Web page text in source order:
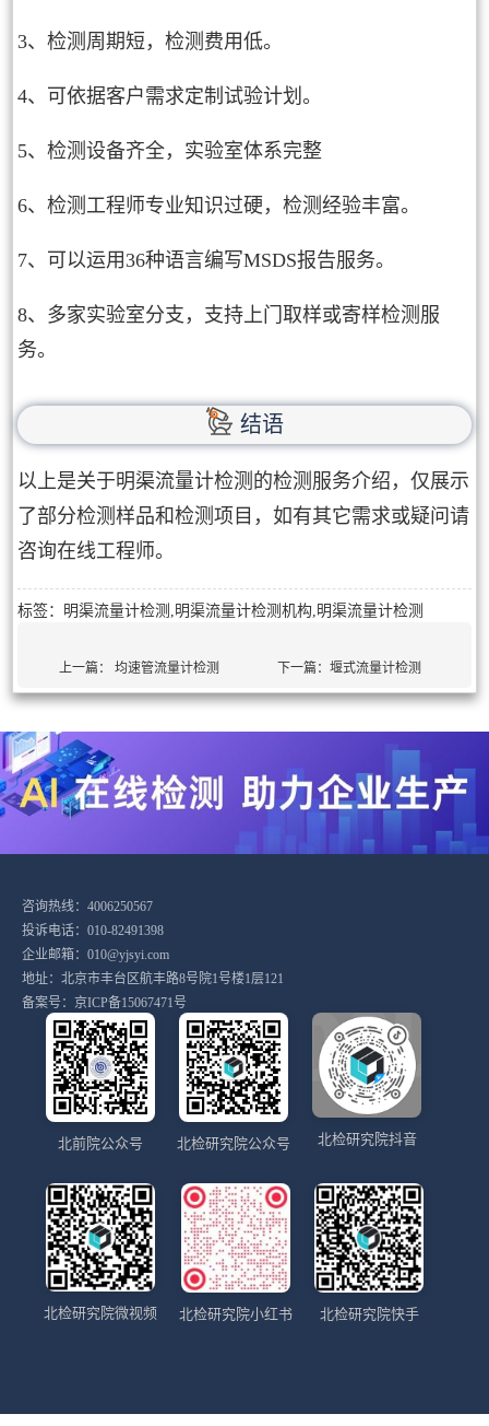
3、检测周期短，检测费用低。
4、可依据客户需求定制试验计划。
5、检测设备齐全，实验室体系完整
6、检测工程师专业知识过硬，检测经验丰富。
7、可以运用36种语言编写MSDS报告服务。
8、多家实验室分支，支持上门取样或寄样检测服
务。
结语
以上是关于明渠流量计检测的检测服务介绍，仅展示
了部分检测样品和检测项目，如有其它需求或疑问请
咨询在线工程师。
标签：明渠流量计检测,明渠流量计检测机构,明渠流量计检测
上一篇：均速管流量计检测 下一篇：堰式流量计检测
咨询热线：4006250567
投诉电话：010-82491398
企业邮箱：010@yjsyi.com
地址：北京市丰台区航丰路8号院1号楼1层121
备案号： 京ICP备15067471号
北前院公众号 北检研究院公众号 北检研究院抖音
北检研究院微视频 北检研究院小红书 北检研究院快手